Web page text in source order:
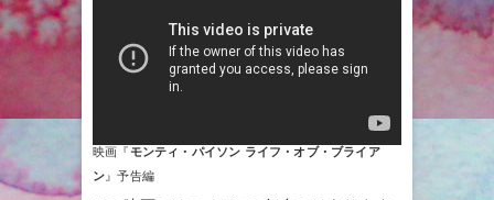
映画『モンティ・パイソン ライフ・オブ・ブライア
ン』予告編